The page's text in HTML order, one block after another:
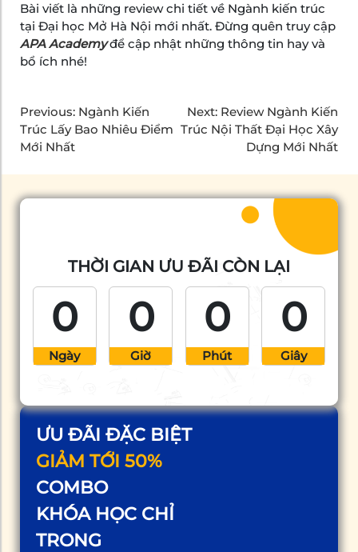
Bài viết là những review chi tiết về Ngành kiến trúc
tại Đại học Mở Hà Nội mới nhất. Đừng quên truy cập
APA Academyđể cập nhật những thông tin hay và
bổ ích nhé!
Previous: Ngành Kiến
Trúc Lấy Bao Nhiêu Điểm
Mới Nhất
Next: Review Ngành Kiến
Trúc Nội Thất Đại Học Xây
Dựng Mới Nhất
ƯU ĐÃI ĐẶC BIỆT
GIẢM TỚI 50%
COMBO
KHÓA HỌC CHỈ
TRONG
THỜI GIAN ƯU ĐÃI CÒN LẠI
0
Ngày
0
Giờ
0
Phút
0
Giây